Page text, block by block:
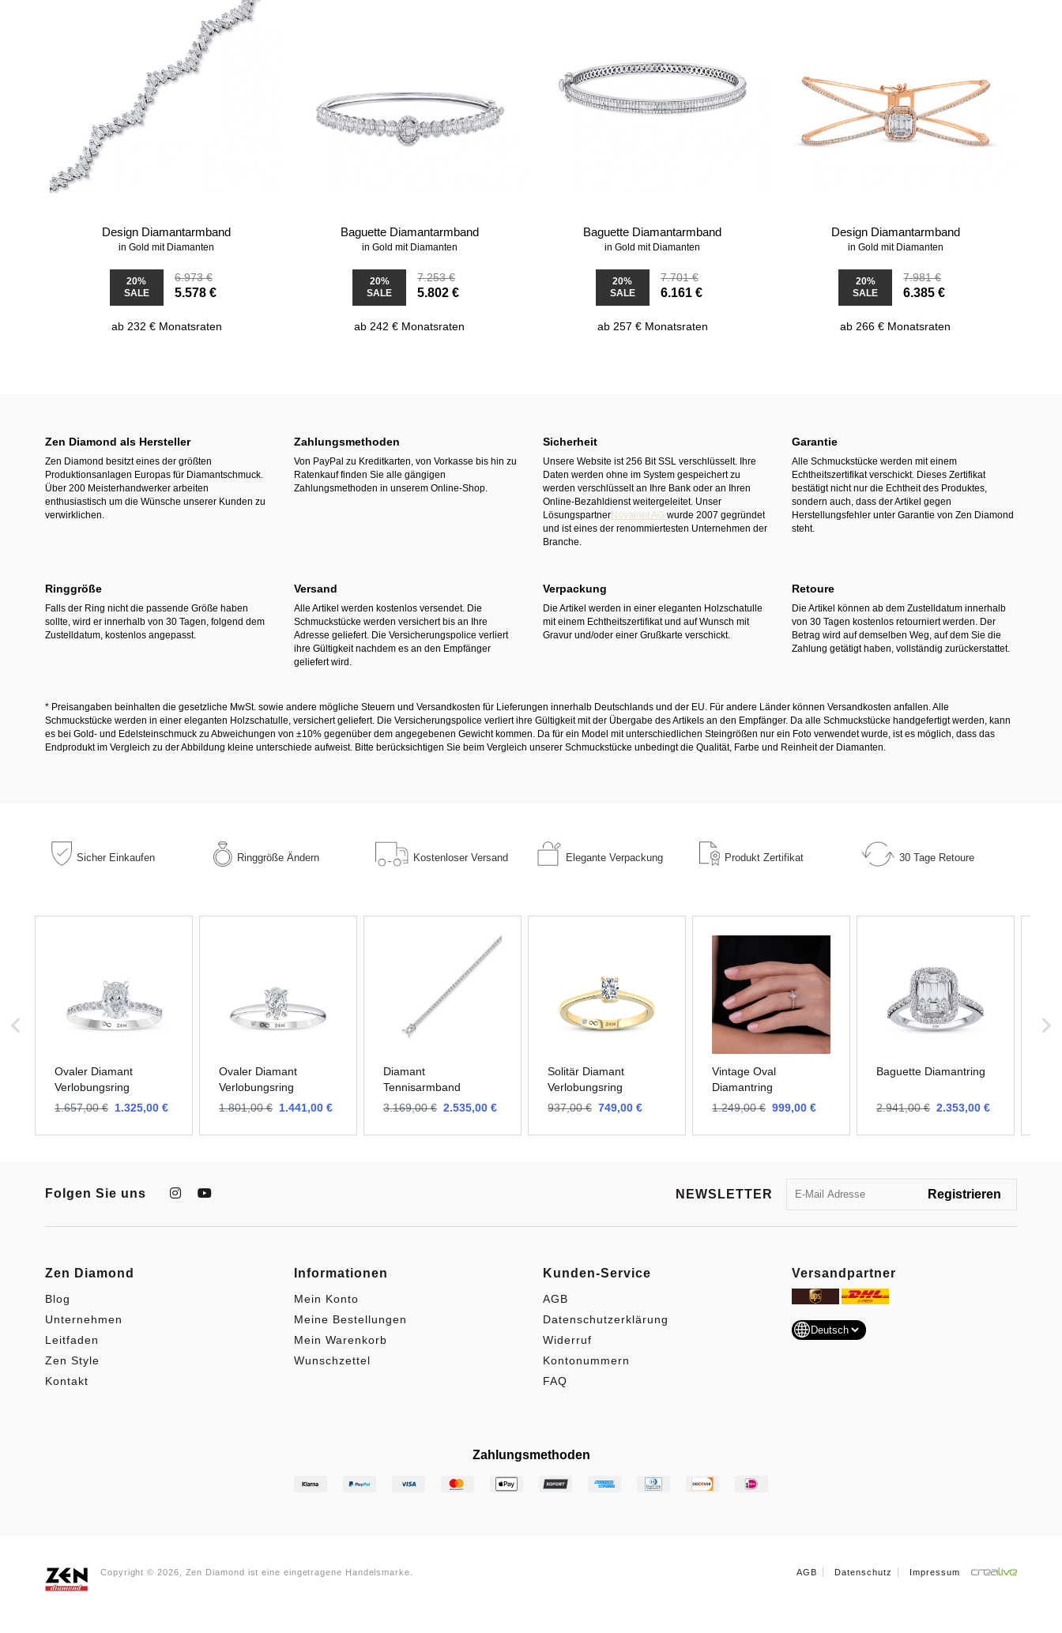
Design Diamantarmband
in Gold mit Diamanten
20%
SALE
6.973 €
5.578 €
ab 232 € Monatsraten
Baguette Diamantarmband
in Gold mit Diamanten
20%
SALE
7.253 €
5.802 €
ab 242 € Monatsraten
Baguette Diamantarmband
in Gold mit Diamanten
20%
SALE
7.701 €
6.161 €
ab 257 € Monatsraten
Design Diamantarmband
in Gold mit Diamanten
20%
SALE
7.981 €
6.385 €
ab 266 € Monatsraten
Zen Diamond als Hersteller
Zen Diamond besitzt eines der größten
Produktionsanlagen Europas für Diamantschmuck.
Über 200 Meisterhandwerker arbeiten
enthusiastisch um die Wünsche unserer Kunden zu
verwirklichen.
Zahlungsmethoden
Von PayPal zu Kreditkarten, von Vorkasse bis hin zu
Ratenkauf finden Sie alle gängigen
Zahlungsmethoden in unserem Online-Shop.
Sicherheit
Unsere Website ist 256 Bit SSL verschlüsselt. Ihre
Daten werden ohne im System gespeichert zu
werden verschlüsselt an Ihre Bank oder an Ihren
Online-Bezahldienst weitergeleitet. Unser
LösungspartnerNovalnet AG wurde 2007 gegründet
und ist eines der renommiertesten Unternehmen der
Branche.
Garantie
Alle Schmuckstücke werden mit einem
Echtheitszertifikat verschickt. Dieses Zertifikat
bestätigt nicht nur die Echtheit des Produktes,
sondern auch, dass der Artikel gegen
Herstellungsfehler unter Garantie von Zen Diamond
steht.
Ringgröße
Falls der Ring nicht die passende Größe haben
sollte, wird er innerhalb von 30 Tagen, folgend dem
Zustelldatum, kostenlos angepasst.
Versand
Alle Artikel werden kostenlos versendet. Die
Schmuckstücke werden versichert bis an Ihre
Adresse geliefert. Die Versicherungspolice verliert
ihre Gültigkeit nachdem es an den Empfänger
geliefert wird.
Verpackung
Die Artikel werden in einer eleganten Holzschatulle
mit einem Echtheitszertifikat und auf Wunsch mit
Gravur und/oder einer Grußkarte verschickt.
Retoure
Die Artikel können ab dem Zustelldatum innerhalb
von 30 Tagen kostenlos retourniert werden. Der
Betrag wird auf demselben Weg, auf dem Sie die
Zahlung getätigt haben, vollständig zurückerstattet.
* Preisangaben beinhalten die gesetzliche MwSt. sowie andere mögliche Steuern und Versandkosten für Lieferungen innerhalb Deutschlands und der EU. Für andere Länder können Versandkosten anfallen. Alle
Schmuckstücke werden in einer eleganten Holzschatulle, versichert geliefert. Die Versicherungspolice verliert ihre Gültigkeit mit der Übergabe des Artikels an den Empfänger. Da alle Schmuckstücke handgefertigt werden, kann
es bei Gold- und Edelsteinschmuck zu Abweichungen von ±10% gegenüber dem angegebenen Gewicht kommen. Da für ein Model mit unterschiedlichen Steingrößen nur ein Foto verwendet wurde, ist es möglich, dass das
Endprodukt im Vergleich zu der Abbildung kleine unterschiede aufweist. Bitte berücksichtigen Sie beim Vergleich unserer Schmuckstücke unbedingt die Qualität, Farbe und Reinheit der Diamanten.
Sicher Einkaufen RinggrößeÄndern Kostenloser Versand Elegante Verpackung Produkt Zertifikat 30 Tage Retoure
Ovaler Diamant
Verlobungsring
1.325,00 €
1.657,00 €
Ovaler Diamant
Verlobungsring
1.441,00 €
1.801,00 €
Diamant
Tennisarmband
2.535,00 €
3.169,00 €
Solitär Diamant
Verlobungsring
749,00 €
937,00 €
Vintage Oval
Diamantring
999,00 €
1.249,00 €
Baguette Diamantring
2.353,00 €
2.941,00 €
Folgen Sie uns NEWSLETTER
Zen Diamond
Blog
Unternehmen
Leitfaden
Zen Style
Kontakt
Informationen
Mein Konto
Meine Bestellungen
Mein Warenkorb
Wunschzettel
Kunden-Service
AGB
Datenschutzerklärung
Widerruf
Kontonummern
FAQ
Versandpartner
Zahlungsmethoden
Copyright © 2026, Zen Diamond ist eine eingetragene Handelsmarke. AGB Datenschutz Impressum